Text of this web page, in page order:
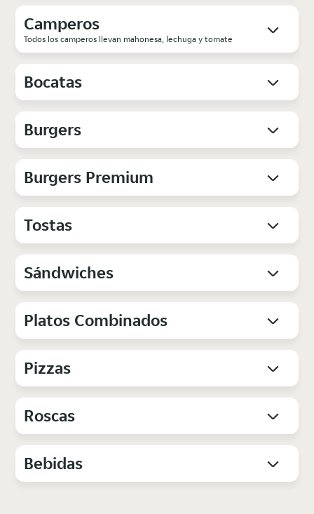
Camperos
Todos los camperos llevan mahonesa, lechuga y tomate
Bocatas
Burgers
Burgers Premium
Tostas
Sándwiches
Platos Combinados
Pizzas
Roscas
Bebidas